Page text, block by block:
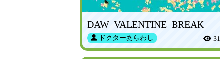
DAW_VALENTINE_BREAK
ドクターあらわし 31